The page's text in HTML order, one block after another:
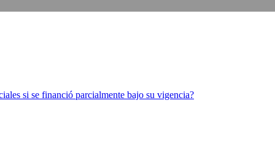
si se financió parcialmente bajo su vigencia?